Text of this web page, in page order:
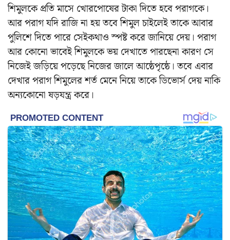
শিমুলকে প্রতি মাসে খোরপোষের টাকা দিতে হবে পরাগকে।
আর পরাগ যদি রাজি না হয় তবে শিমুল চাইলেই তাকে আবার
পুলিশে দিতে পারে সেইকথাও স্পষ্ট করে জানিয়ে দেয়। পরাগ
আর কোনো ভাবেই শিমুলকে ভয় দেখাতে পারছেনা কারণ সে
নিজেই জড়িয়ে পড়েছে নিজের জালে আষ্ঠেপৃষ্ঠে। তবে এবার
দেখার পরাগ শিমুলের শর্ত মেনে নিয়ে তাকে ডিভোর্স দেয় নাকি
অন্যকোনো ষড়যন্ত্র করে।